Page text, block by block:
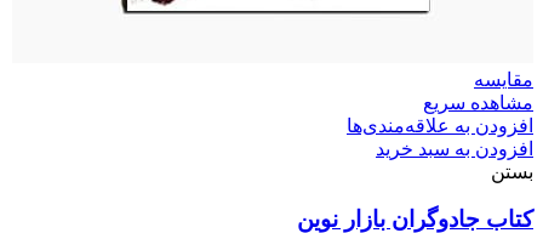
مقایسه
مشاهده سریع
افزودن به علاقه‌مندی‌ها
افزودن به سبد خرید
بستن
کتاب جادوگران بازار نوین